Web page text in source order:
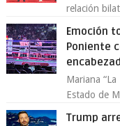
relación
Emoción
Poniente
Mariana
Estado de
Trump